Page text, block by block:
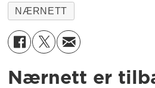
NÆRNETT
Nærnett er